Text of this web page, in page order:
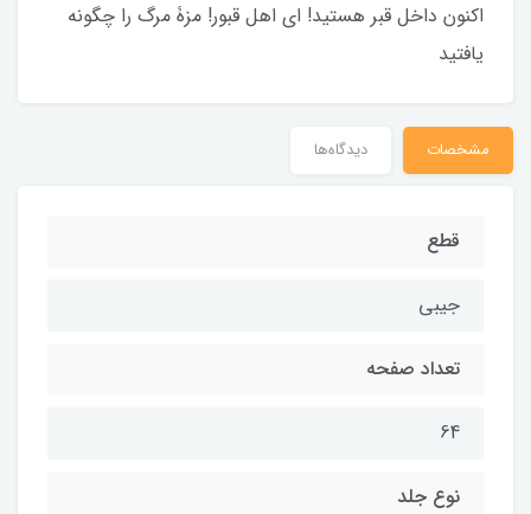
اکنون داخل قبر هستید! ای اهل قبور! مزۀ مرگ را چگونه
یافتید
مشخصات دیدگاه‌ها
قطع
جیبی
تعداد صفحه
64
نوع جلد